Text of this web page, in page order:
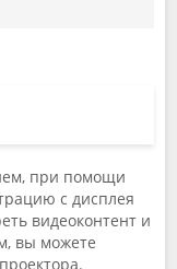
при помощи
с дисплея
видеоконтент и
вы можете